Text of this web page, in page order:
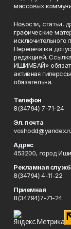
массовых
Новости, статьи,
графические
Перепечатка
редакцией.
ИШИМБАЙ»
активная
обязательна.
Телефон
8(34794) 7-71-24
Эл. почта
Адрес
453200, город
Рекламная
8(34794) 4-11-22
Приемная
8(34794)7-71-24